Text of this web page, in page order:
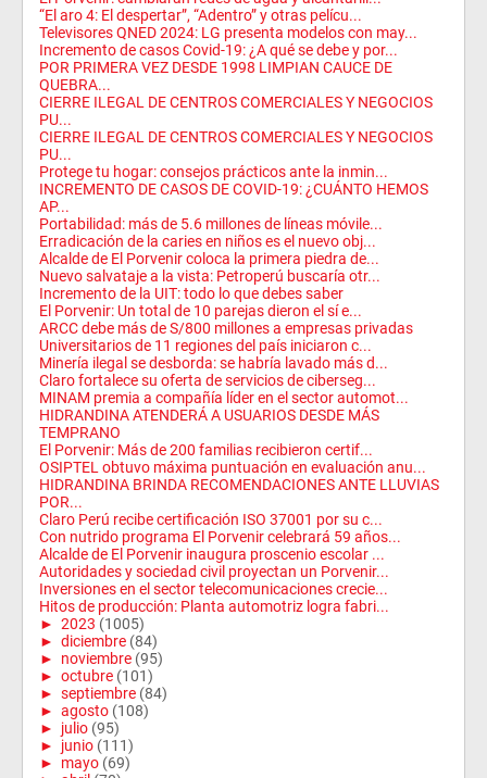
“El aro 4: El despertar”, “Adentro” y otras pelícu...
Televisores QNED 2024: LG presenta modelos con may...
Incremento de casos Covid-19: ¿A qué se debe y por...
POR PRIMERA VEZ DESDE 1998 LIMPIAN CAUCE DE
QUEBRA...
CIERRE ILEGAL DE CENTROS COMERCIALES Y NEGOCIOS
PU...
CIERRE ILEGAL DE CENTROS COMERCIALES Y NEGOCIOS
PU...
Protege tu hogar: consejos prácticos ante la inmin...
INCREMENTO DE CASOS DE COVID-19: ¿CUÁNTO HEMOS
AP...
Portabilidad: más de 5.6 millones de líneas móvile...
Erradicación de la caries en niños es el nuevo obj...
Alcalde de El Porvenir coloca la primera piedra de...
Nuevo salvataje a la vista: Petroperú buscaría otr...
Incremento de la UIT: todo lo que debes saber
El Porvenir: Un total de 10 parejas dieron el sí e...
ARCC debe más de S/800 millones a empresas privadas
Universitarios de 11 regiones del país iniciaron c...
Minería ilegal se desborda: se habría lavado más d...
Claro fortalece su oferta de servicios de ciberseg...
MINAM premia a compañía líder en el sector automot...
HIDRANDINA ATENDERÁ A USUARIOS DESDE MÁS
TEMPRANO
El Porvenir: Más de 200 familias recibieron certif...
OSIPTEL obtuvo máxima puntuación en evaluación anu...
HIDRANDINA BRINDA RECOMENDACIONES ANTE LLUVIAS
POR...
Claro Perú recibe certificación ISO 37001 por su c...
Con nutrido programa El Porvenir celebrará 59 años...
Alcalde de El Porvenir inaugura proscenio escolar ...
Autoridades y sociedad civil proyectan un Porvenir...
Inversiones en el sector telecomunicaciones crecie...
Hitos de producción: Planta automotriz logra fabri...
► 2023 (1005)
► diciembre (84)
► noviembre (95)
► octubre (101)
► septiembre (84)
► agosto (108)
► julio (95)
► junio (111)
► mayo (69)